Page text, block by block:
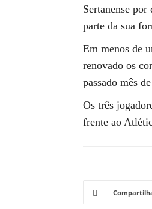
Sertanense
parte da sua
Em menos de
renovado os
passado mês
Os três
frente ao